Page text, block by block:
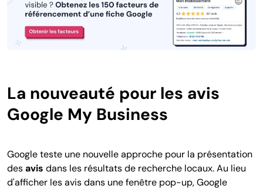
La nouveauté pour les avis
Google My Business
Google teste une nouvelle approche pour la présentation
desavis dans les résultats de recherche locaux. Au lieu
d'afficher les avis dans une fenêtre pop-up, Google